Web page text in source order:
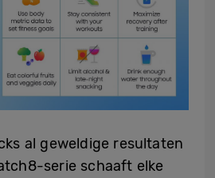
al geweldige resultaten
serie schaaft elke